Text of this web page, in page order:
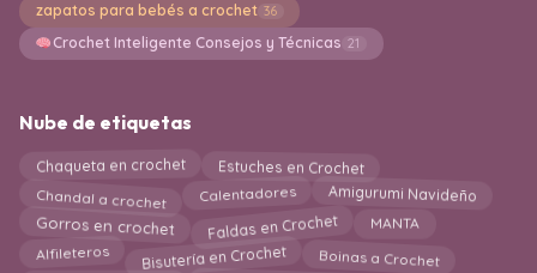
zapatos para bebés a crochet 36
Crochet Inteligente Consejos y Técnicas 21
Nube de etiquetas
Chaqueta en crochet Estuches en Crochet
Chandal a crochet Calentadores Amigurumi Navideño
Gorros en crochet Faldas en Crochet MANTA
Alfileteros Bisutería en Crochet Boinas a Crochet